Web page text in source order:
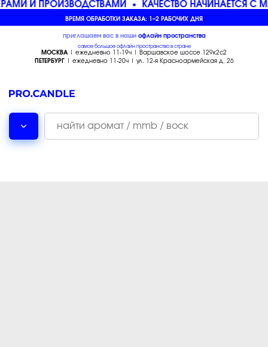
И ПРОИЗВОДСТВАМИ КАЧЕСТВО НАЧИНАЕТСЯ С
ВРЕМЯ ОБРАБОТКИ ЗАКАЗА: 1–2 РАБОЧИХ ДНЯ
приглашаем вас в наши офлайн пространства
самое большое офлайн пространство в стране
МОСКВА| ежедневно 11-19ч | Варшавское шоссе 129к2с2
ПЕТЕРБУРГ| ежедневно 11-20ч | ул. 12-я Красноармейская д. 26